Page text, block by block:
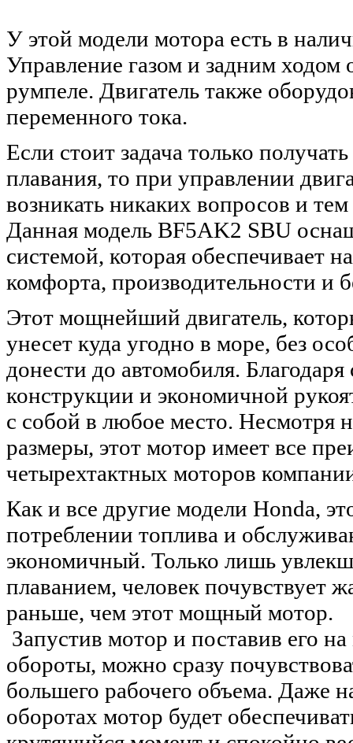
У этой модели мотора есть в
Управление газом и задним ходом
румпеле. Двигатель также
переменного тока.
Если стоит задача только
плавания, то при управлении
возникать никаких вопросов и
Данная модель BF5AK2 SBU
системой, которая обеспечивает
комфорта, производительности и
Этот мощнейший двигатель,
унесет куда угодно в море, без
донести до автомобиля.
конструкции и экономичной
с собой в любое место. Несмотря
размеры, этот мотор имеет все
четырехтактных моторов
Как и все другие модели Honda,
потреблении топлива и
экономичный. Только лишь
плаванием, человек почувствует
раньше, чем этот мощный мотор.
Запустив мотор и поставив его
обороты, можно сразу
большего рабочего объема. Даже
оборотах мотор будет